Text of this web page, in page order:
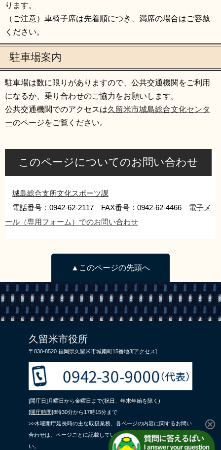
ります。
（ご注意）車椅子席は先着順につき、満席の場合はご容赦
ください。
駐車場案内
駐車場は数に限りがありますので、公共交通機関をご利用
になるか、乗り合わせのご協力をお願いします。
公共交通機関でのアクセスは久留米市城島総合文化センタ
ーのページをご覧ください。
このページについてのお問い合わせ
城島総合支所文化スポーツ課
電話番号：0942-62-2117 FAX番号：0942-62-4466 電子メ
ール（専用フォーム）でのお問い合わせ
▲このページの先頭へ
久留米市役所
〒830-8520 福岡県久留米市城南町15番地3[アクセス]
[開庁日]月曜日から金曜日まで(祝日、年末年始を除く)
[開庁時間]8時30分から17時15分まで
>>木曜開庁延長時の主な取扱業務、各ページの内容に関するお問い
合わせは、ページごとに記載している問合せ先までご連絡くださ
い。